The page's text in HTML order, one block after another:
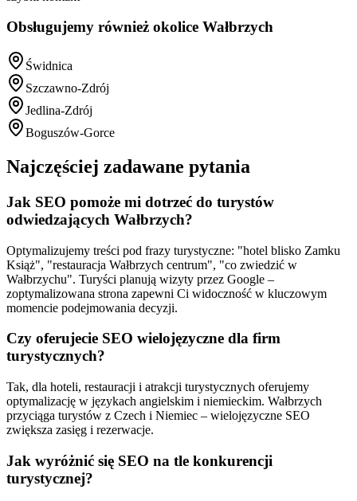
Obsługujemy również okolice Wałbrzych
Świdnica
Szczawno-Zdrój
Jedlina-Zdrój
Boguszów-Gorce
Najczęściej zadawane pytania
Jak SEO pomoże mi dotrzeć do turystów
odwiedzających Wałbrzych?
Optymalizujemy treści pod frazy turystyczne: "hotel blisko Zamku
Książ", "restauracja Wałbrzych centrum", "co zwiedzić w
Wałbrzychu". Turyści planują wizyty przez Google –
zoptymalizowana strona zapewni Ci widoczność w kluczowym
momencie podejmowania decyzji.
Czy oferujecie SEO wielojęzyczne dla firm
turystycznych?
Tak, dla hoteli, restauracji i atrakcji turystycznych oferujemy
optymalizację w językach angielskim i niemieckim. Wałbrzych
przyciąga turystów z Czech i Niemiec – wielojęzyczne SEO
zwiększa zasięg i rezerwacje.
Jak wyróżnić się SEO na tle konkurencji
turystycznej?